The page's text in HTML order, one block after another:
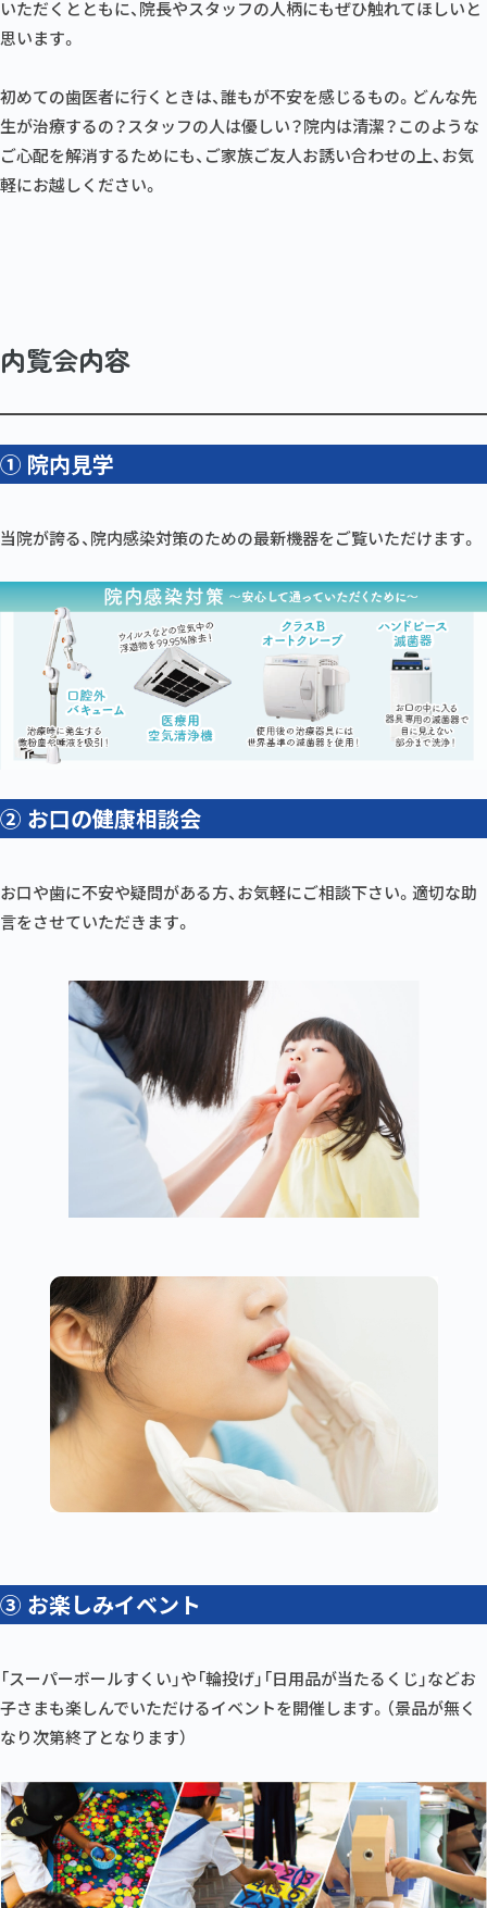
いただくとともに、院長やスタッフの人柄にもぜひ触れてほしいと
思います。
初めての歯医者に行くときは、誰もが不安を感じるもの。どんな先
生が治療するの？スタッフの人は優しい？院内は清潔？このような
ご心配を解消するためにも、ご家族ご友人お誘い合わせの上、お気
軽にお越しください。
内覧会内容
① 院内見学
当院が誇る、院内感染対策のための最新機器をご覧いただけます。
② お口の健康相談会
お口や歯に不安や疑問がある方、お気軽にご相談下さい。適切な助
言をさせていただきます。
③ お楽しみイベント
「スーパーボールすくい」や「輪投げ」「日用品が当たるくじ」などお
子さまも楽しんでいただけるイベントを開催します。（景品が無く
なり次第終了となります）